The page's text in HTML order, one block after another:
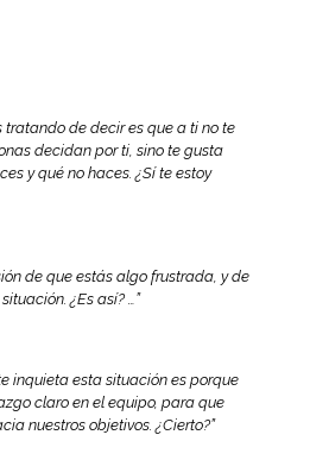
tratando de decir es que a ti no te
decidan por ti, sino te gusta
y qué no haces. ¿Sí te estoy
de que estás algo frustrada, y de
¿Es así? …”
inquieta esta situación es porque
claro en el equipo, para que
nuestros objetivos. ¿Cierto?”